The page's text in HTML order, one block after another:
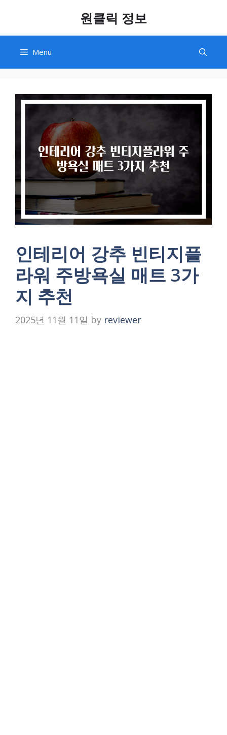
content
원클릭 정보
Menu
인테리어 강추 빈티지플
라워 주방욕실 매트 3가
지 추천
2025년 11월 11일 by reviewer